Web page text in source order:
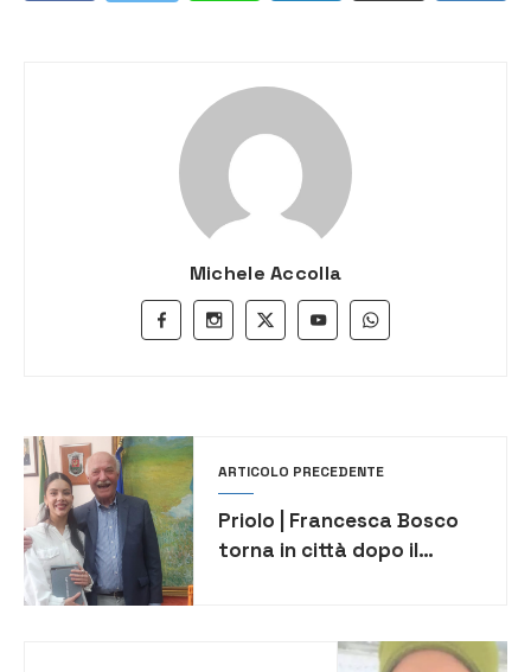
Michele Accolla
ARTICOLO PRECEDENTE
Priolo | Francesca Bosco
torna in città dopo il